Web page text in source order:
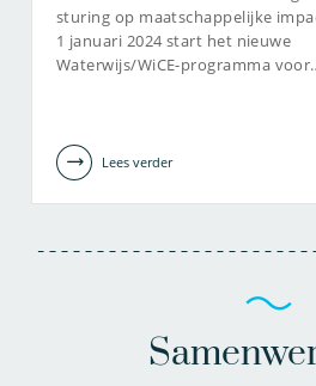
sturing op maatschappelijke
1 januari 2024 start het nieuwe
Waterwijs/WiCE-programma
Lees verder